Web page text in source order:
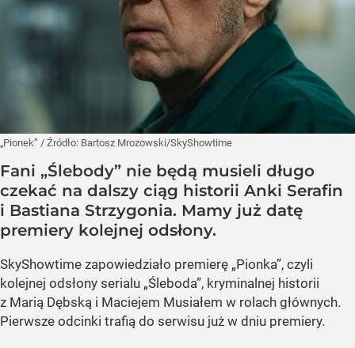
„Pionek” / Źródło: Bartosz Mrozowski/SkyShowtime
Fani „Ślebody” nie będą musieli długo
czekać na dalszy ciąg historii Anki Serafin
i Bastiana Strzygonia. Mamy już datę
premiery kolejnej odsłony.
SkyShowtime zapowiedziało premierę „Pionka”, czyli
kolejnej odsłony serialu „Śleboda”, kryminalnej historii
z Marią Dębską i Maciejem Musiałem w rolach głównych.
Pierwsze odcinki trafią do serwisu już w dniu premiery.